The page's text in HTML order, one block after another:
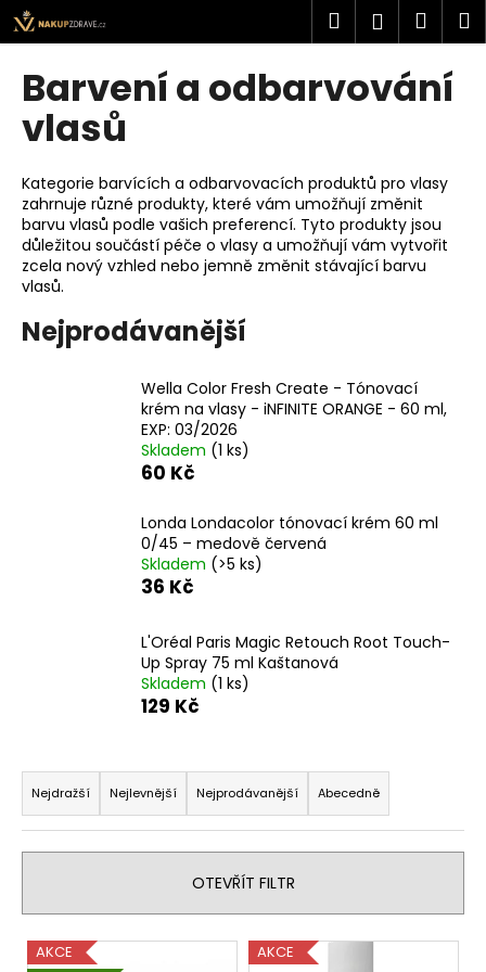
Přejít
na
obsah
Hledat
Barvení a odbarvování
vlasů
Kategorie barvících a odbarvovacích produktů pro vlasy
zahrnuje různé produkty, které vám umožňují změnit
barvu vlasů podle vašich preferencí. Tyto produkty jsou
důležitou součástí péče o vlasy a umožňují vám vytvořit
zcela nový vzhled nebo jemně změnit stávající barvu
vlasů.
Nejprodávanější
Wella Color Fresh Create - Tónovací
krém na vlasy - iNFINITE ORANGE - 60 ml,
EXP: 03/2026
Skladem (1 ks)
60 Kč
Londa Londacolor tónovací krém 60 ml
0/45 – medově červená
Skladem (>5 ks)
36 Kč
L'Oréal Paris Magic Retouch Root Touch-
Up Spray 75 ml Kaštanová
Skladem (1 ks)
129 Kč
Ř
a
z
e
í
p
Nejdražší Nejlevnější Nejprodávanější Abecedně
OTEVŘÍT FILTR
VAKCE
AKCE
K
o
C
o
p
o
t
ř
e
b
u
D
o